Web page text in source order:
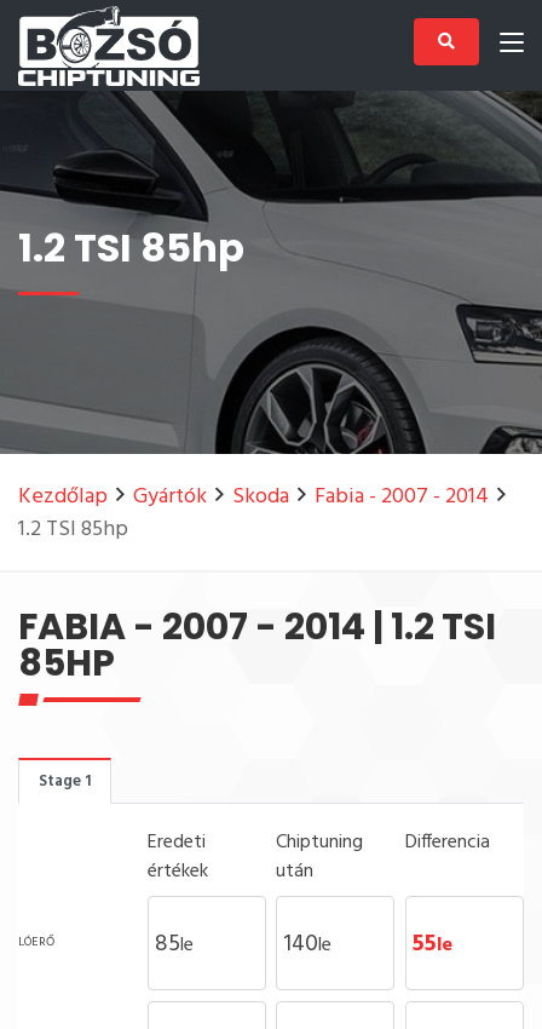
1.2 TSI 85hp
Kezdőlap Gyártók Skoda
Fabia - 2007 - 2014
1.2 TSI 85hp
FABIA - 2007 - 2014 | 1.2 TSI
85HP
Stage 1
Eredeti
értékek
Chiptuning
után
Differencia
LÓERŐ 85le 140le 55le